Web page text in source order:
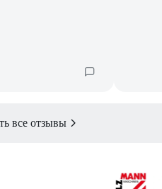
все отзывы